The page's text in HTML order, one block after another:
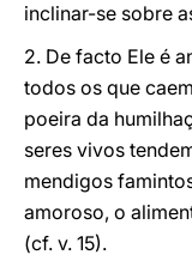
inclinar-se sobre
2. De facto Ele é
todos os que
poeira da
seres vivos
mendigos
amoroso, o
(cf. v. 15).